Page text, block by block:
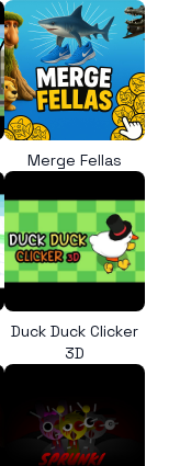
Merge Fellas
Duck Duck Clicker
3D